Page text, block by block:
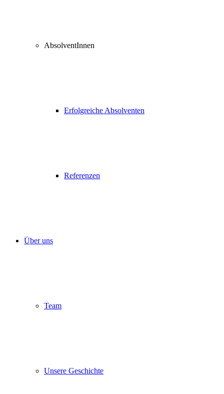
AbsolventInnen
Erfolgreiche Absolventen
Referenzen
Über uns
Team
Unsere Geschichte